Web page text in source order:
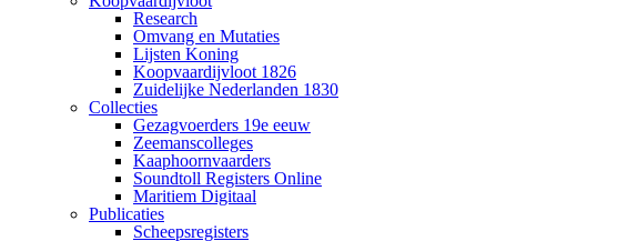
Research
Omvang en Mutaties
Lijsten Koning
Koopvaardijvloot 1826
Zuidelijke Nederlanden 1830
Collecties
Gezagvoerders 19e eeuw
Zeemanscolleges
Kaaphoornvaarders
Soundtoll Registers Online
Maritiem Digitaal
Publicaties
Scheepsregisters